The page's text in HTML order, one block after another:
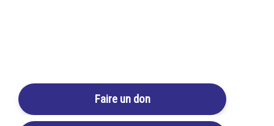
Faire un don
A 12 ans, il a une bonne mémoire, ce qui est acquit le reste.
Le 19 avril 2010, mon mari a rencontré le Professeur B. de
Bordeaux qui lui a confirmé la nette évolution de Bertrand.